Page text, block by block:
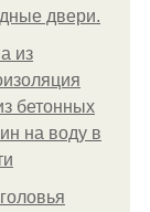
двери.
из
бетонных
на воду в